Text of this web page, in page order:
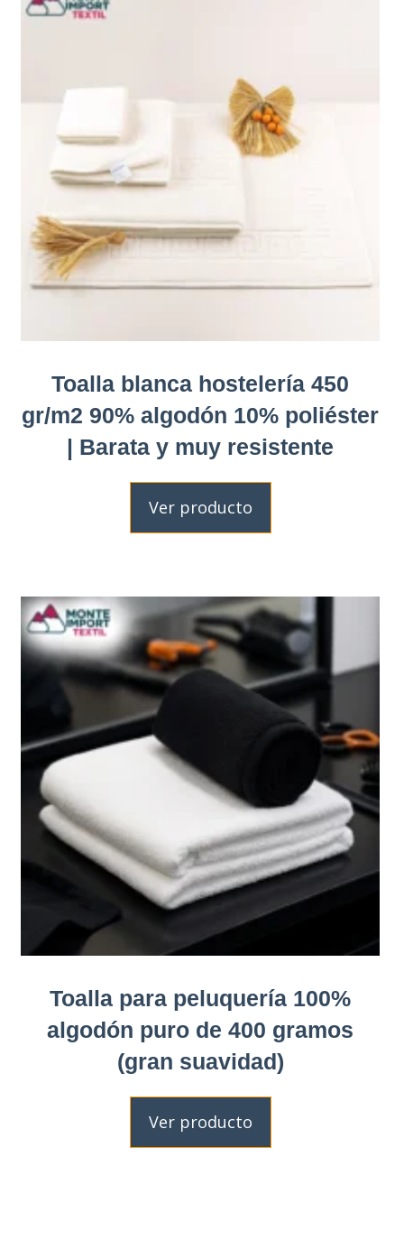
Toalla blanca hostelería 450
gr/m2 90% algodón 10% poliéster
| Barata y muy resistente
Ver producto
Toalla para peluquería 100%
algodón puro de 400 gramos
(gran suavidad)
Ver producto